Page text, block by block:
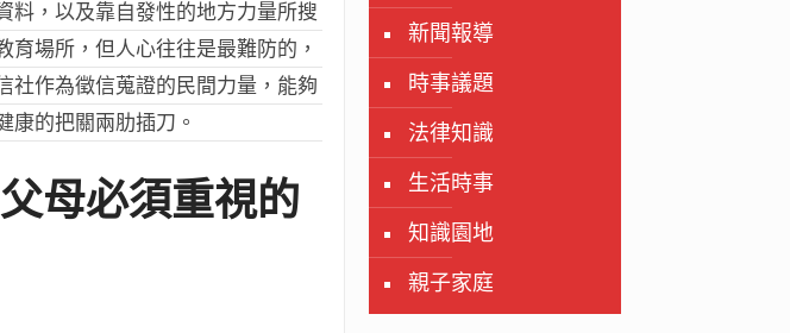
料，以及靠自發性的地方力量所搜
育場所，但人心往往是最難防的，
社作為徵信蒐證的民間力量，能夠
康的把關兩肋插刀。
母必須重視的
新聞報導
時事議題
法律知識
生活時事
知識園地
親子家庭